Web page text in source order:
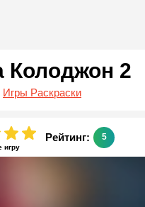
Колоджон 2
Игры Раскраски
игру
Рейтинг: 5